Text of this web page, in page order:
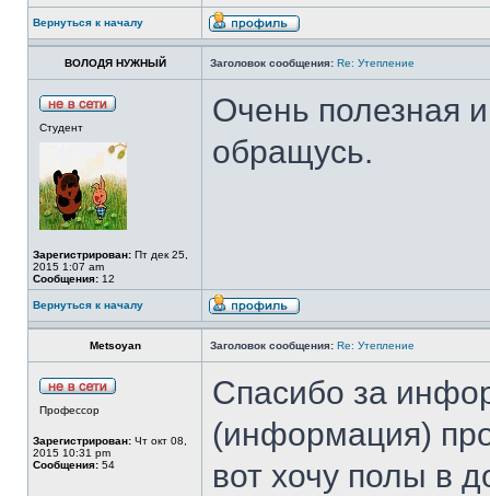
Вернуться к началу
ВОЛОДЯ НУЖНЫЙ Заголовок сообщения: Re: Утепление
Студент
Зарегистрирован: Пт дек 25,
2015 1:07 am
Сообщения: 12
Очень полезная
обращусь.
Вернуться к началу
Metsoyan Заголовок сообщения: Re: Утепление
Профессор
Зарегистрирован: Чт окт 08,
2015 10:31 pm
Сообщения: 54
Спасибо за
(информация)
вот хочу полы в